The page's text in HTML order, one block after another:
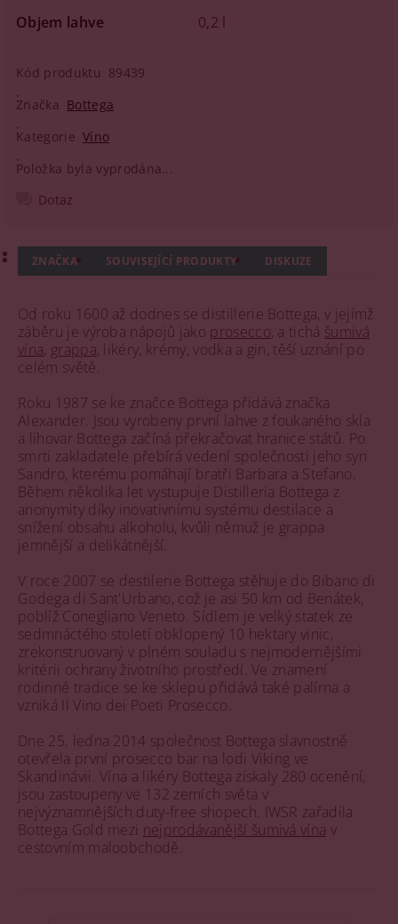
Objem lahve
0,2 l
Kód produktu 89439
Značka Bottega
Kategorie Víno
Položka byla vyprodána...
Dotaz
ZNAČKA SOUVISEJÍCÍ PRODUKTY DISKUZE
Od roku 1600 až dodnes se distillerie Bottega, v jejímž
záběru je výroba nápojů jako prosecco, a tichá šumivá
vína, grappa, likéry, krémy, vodka a gin, těší uznání po
celém světě.
Roku 1987 se ke značce Bottega přidává značka
Alexander. Jsou vyrobeny první lahve z foukaného skla
a lihovar Bottega začíná překračovat hranice států. Po
smrti zakladatele přebírá vedení společnosti jeho syn
Sandro, kterému pomáhají bratři Barbara a Stefano.
Během několika let vystupuje Distilleria Bottega z
anonymity díky inovativnímu systému destilace a
snížení obsahu alkoholu, kvůli němuž je grappa
jemnější a delikátnější.
V roce 2007 se destilerie Bottega stěhuje do Bibano di
Godega di Sant'Urbano, což je asi 50 km od Benátek,
poblíž Conegliano Veneto. Sídlem je velký statek ze
sedmnáctého století obklopený 10 hektary vinic,
zrekonstruovaný v plném souladu s nejmodernějšími
kritérii ochrany životního prostředí. Ve znamení
rodinné tradice se ke sklepu přidává také palírna a
vzniká Il Vino dei Poeti Prosecco.
Dne 25. ledna 2014 společnost Bottega slavnostně
otevřela první prosecco bar na lodi Viking ve
Skandinávii. Vína a likéry Bottega získaly 280 ocenění,
jsou zastoupeny ve 132 zemích světa v
nejvýznamnějších duty-free shopech. IWSR zařadila
Bottega Gold mezi nejprodávanější šumivá vína v
cestovním maloobchodě.